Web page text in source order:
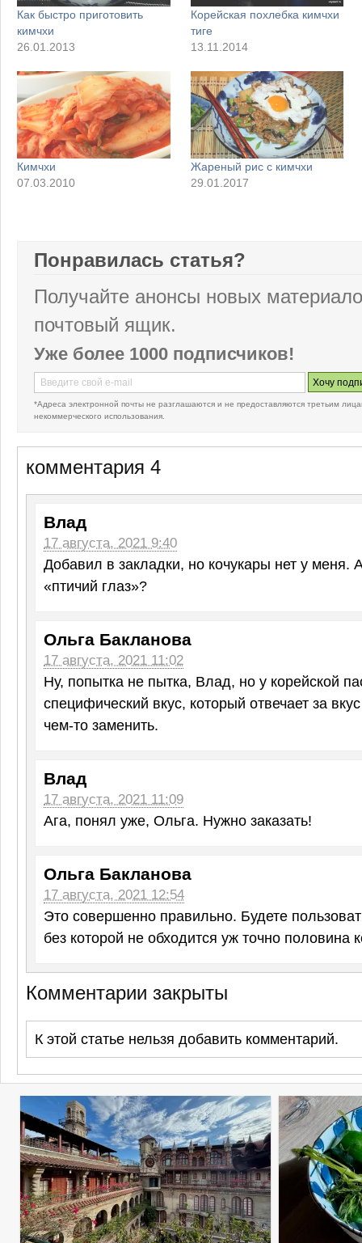
Как быстро приготовить
кимчхи
26.01.2013
Корейская похлебка кимчхи
тиге
13.11.2014
Кимчхи
07.03.2010
Жареный рис с кимчхи
29.01.2017
Понравилась статья?
Получайте анонсы новых
почтовый ящик.
Уже более 1000 подписчиков!
*Адреса электронной почты не разглашаются и не предоставляются третьим
некоммерческого использования.
комментария 4
Влад
17 августа, 2021 9:40
Добавил в закладки, но кочукары нет у меня.
«птичий глаз»?
Ольга Бакланова
17 августа, 2021 11:02
Ну, попытка не пытка, Влад, но у корейской
специфический вкус, который отвечает за
чем-то заменить.
Влад
17 августа, 2021 11:09
Ага, понял уже, Ольга. Нужно заказать!
Ольга Бакланова
17 августа, 2021 12:54
Это совершенно правильно. Будете
без которой не обходится уж точно половина
Комментарии закрыты
К этой статье нельзя добавить комментарий.